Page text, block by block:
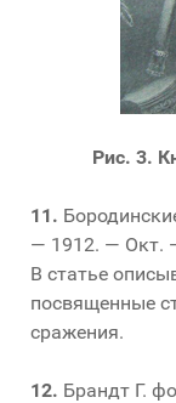
Рис. 3.
11.
— 1912. — Окт.
В статье
посвященные
сражения.
12. Брандт Г.